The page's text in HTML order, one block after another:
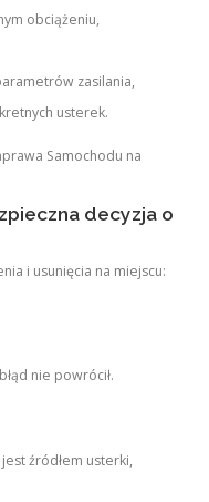
obciążeniu,
zasilania,
usterek.
Samochodu na
decyzja o
i usunięcia na miejscu:
nie powrócił.
źródłem usterki,